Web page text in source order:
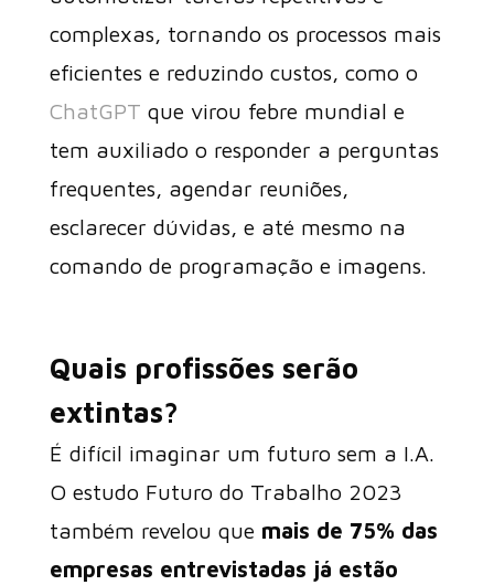
complexas, tornando os processos mais
eficientes e reduzindo custos, como o
ChatGPT que virou febre mundial e
tem auxiliado o responder a perguntas
frequentes, agendar reuniões,
esclarecer dúvidas, e até mesmo na
comando de programação e imagens.
Quais profissões serão
extintas?
É difícil imaginar um futuro sem a I.A.
O estudo Futuro do Trabalho 2023
também revelou que mais de 75% das
empresas entrevistadas já estão